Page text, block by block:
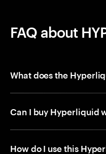
FAQ about
What does the
Can I buy Hyperliquid
How do I use this